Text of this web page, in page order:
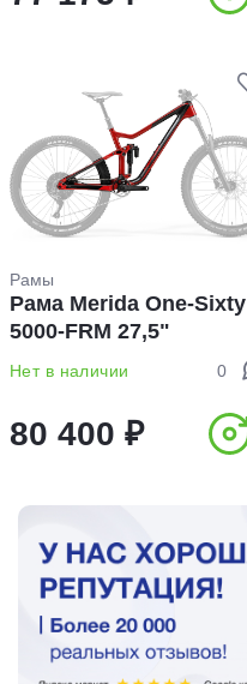
Рамы
Рама Merida One-Sixty
5000-FRM 27,5ʺ
Нет в наличии 0
80 400 ₽